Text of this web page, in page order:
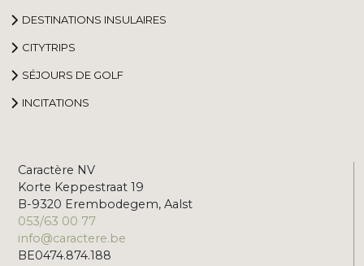
DESTINATIONS INSULAIRES
CITYTRIPS
SÉJOURS DE GOLF
INCITATIONS
Caractère NV
Korte Keppestraat 19
B-9320 Erembodegem, Aalst
053/63 00 77
info@caractere.be
BE0474.874.188